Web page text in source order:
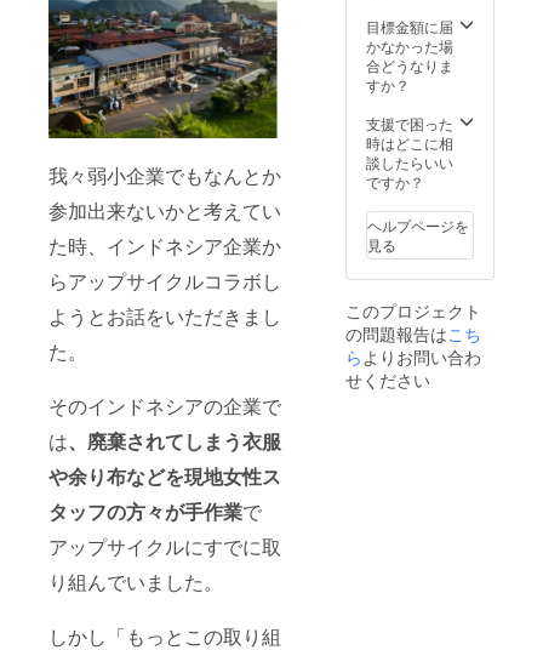
我々弱小企業でもなんとか
参加出来ないかと考えてい
た時、インドネシア企業か
らアップサイクルコラボし
ようとお話をいただきまし
た。
そのインドネシアの企業で
は、廃棄されてしまう衣服
や余り布などを現地女性ス
タッフの方々が手作業で
アップサイクルにすでに取
り組んでいました。
しかし「もっとこの取り組
誤って
おり、
正しく
esia」
となり
ます
ます
生地感
が若干
異なる
ます ※
試作品
ロゴイ
ンドネ
分が
「Indne
sia」と
誤って
正しく
は
「Indon
esia」
となり
部分の
たて
25cm）
インド
現地の
女性ス
タッフ
お任せ
プサイ
クル生
地を
作って
くた
め、 直
接応援
できる
ような
目標金額に届
かなかった場
合どうなりま
すか？
支援で困った
時はどこに相
談したらいい
ですか？
ヘルプページを
見る
このプロジェクト
の問題報告はこち
らよりお問い合わ
せください